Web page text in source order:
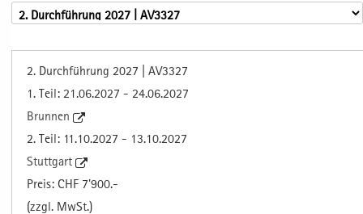
2. Durchführung 2027 | AV3327
1. Teil: 21.06.2027 - 24.06.2027
Brunnen
2. Teil: 11.10.2027 - 13.10.2027
Stuttgart
Preis: CHF 7'900.-
(zzgl. MwSt.)